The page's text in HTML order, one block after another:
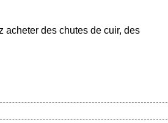
acheter des chutes de cuir, des